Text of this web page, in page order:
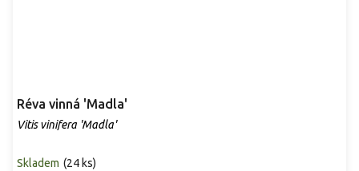
Réva vinná 'Madla'
Vitis vinifera 'Madla'
Skladem (24 ks)